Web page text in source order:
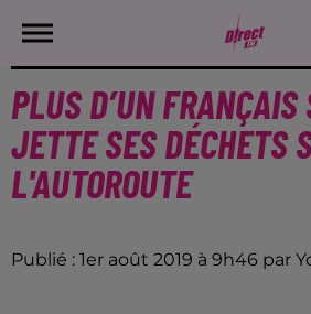
PLUS D’UN FRANÇAIS
JETTE SES DÉCHETS
L'AUTOROUTE
Publié : 1er août 2019 à 9h46 par